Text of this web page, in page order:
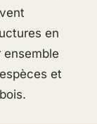
en
et